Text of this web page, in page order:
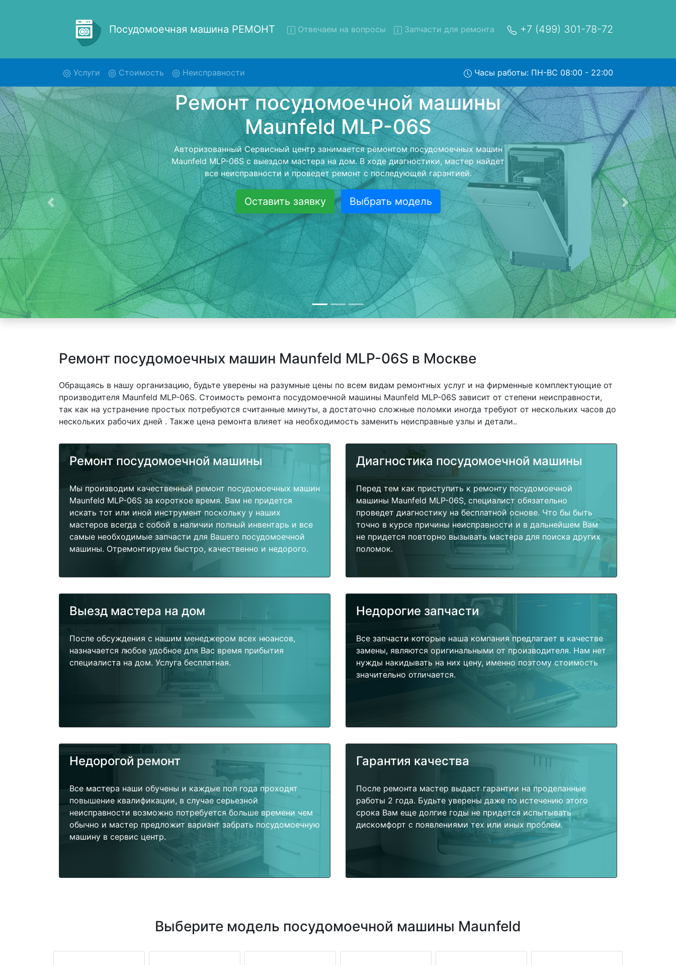
Посудомоечная машина РЕМОНТ Отвечаем на вопросы Запчасти для ремонта +7 (499) 301-78-72
Услуги (current)Стоимость Неисправности Часы работы: ПН-ВС 08:00 - 22:00
Ремонт посудомоечных машин Maunfeld
MLP-06S с вывозом в сервис
Ремонт посудомоечных машин Maunfeld MLP-06S с вывозом в сервисный центр и
обратно - с помощью нашей бесплатной услуги, специалист заберет Вашу
посудомоечную машину для дальнейшего более детального ремонта. Оговоренная
стоимость ремонта останется неизменно при возвращении видеотехники обратно.
Оставить заявку Выбрать модель
Предыдущая Следующая
Ремонт посудомоечных машин Maunfeld MLP-06S в Москве
Обращаясь в нашу организацию, будьте уверены на разумные цены по всем видам ремонтных услуг и на фирменные комплектующие от
производителя Maunfeld MLP-06S. Стоимость ремонта посудомоечной машины Maunfeld MLP-06S зависит от степени неисправности,
так как на устранение простых потребуются считанные минуты, а достаточно сложные поломки иногда требуют от нескольких часов до
нескольких рабочих дней . Также цена ремонта влияет на необходимость заменить неисправные узлы и детали..
Ремонт посудомоечной машины
Мы производим качественный ремонт посудомоечных машин
Maunfeld MLP-06S за короткое время. Вам не придется
искать тот или иной инструмент поскольку у наших
мастеров всегда с собой в наличии полный инвентарь и все
самые необходимые запчасти для Вашего посудомоечной
машины. Отремонтируем быстро, качественно и недорого.
Диагностика посудомоечной машины
Перед тем как приступить к ремонту посудомоечной
машины Maunfeld MLP-06S, специалист обязательно
проведет диагностику на бесплатной основе. Что бы быть
точно в курсе причины неисправности и в дальнейшем Вам
не придется повторно вызывать мастера для поиска других
поломок.
Выезд мастера на дом
После обсуждения с нашим менеджером всех нюансов,
назначается любое удобное для Вас время прибытия
специалиста на дом. Услуга бесплатная.
Недорогие запчасти
Все запчасти которые наша компания предлагает в качестве
замены, являются оригинальными от производителя. Нам нет
нужды накидывать на них цену, именно поэтому стоимость
значительно отличается.
Недорогой ремонт
Все мастера наши обучены и каждые пол года проходят
повышение квалификации, в случае серьезной
неисправности возможно потребуется больше времени чем
обычно и мастер предложит вариант забрать посудомоечную
машину в сервис центр.
Гарантия качества
После ремонта мастер выдаст гарантии на проделанные
работы 2 года. Будьте уверены даже по истечению этого
срока Вам еще долгие годы не придется испытывать
дискомфорт с появлениями тех или иных проблем.
Выберите модель посудомоечной машины Maunfeld